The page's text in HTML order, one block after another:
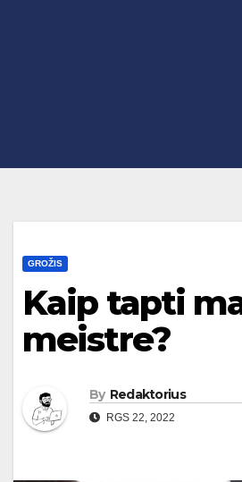
GROŽIS
Kaip tapti
meistre?
By Redaktorius
RGS 22, 2022